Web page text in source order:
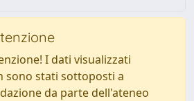
I dati visualizzati
sono stati sottoposti a
da parte dell'ateneo